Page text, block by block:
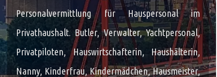
Personalvermittlung für Hauspersonal im
Privathaushalt.Butler, Verwalter, Yachtpersonal,
Privatpiloten, Hauswirtschafterin, Haushälterin,
Nanny, Kinderfrau, Kindermädchen,Hausmeister,